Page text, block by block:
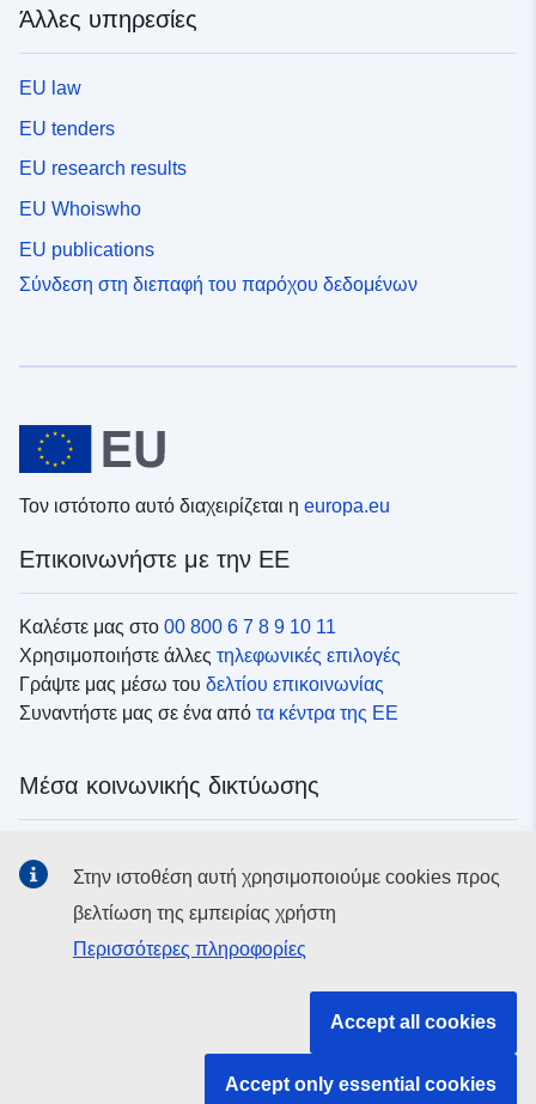
Άλλες υπηρεσίες
EU law
EU tenders
EU research results
EU Whoiswho
EU publications
Σύνδεση στη διεπαφή του παρόχου δεδομένων
Τον ιστότοπο αυτό διαχειρίζεται η europa.eu
Επικοινωνήστε με την ΕΕ
Καλέστε μας στο 00 800 6 7 8 9 10 11
Χρησιμοποιήστε άλλες τηλεφωνικές επιλογές
Γράψτε μας μέσω του δελτίου επικοινωνίας
Συναντήστε μας σε ένα από τα κέντρα της ΕΕ
Μέσα κοινωνικής δικτύωσης
δικτύωσηςΣτην ιστοθέση αυτή χρησιμοποιούμε cookies προς
βελτίωση της εμπειρίας χρήστη
Περισσότερες πληροφορίες
Accept all cookies
Accept only essential cookies